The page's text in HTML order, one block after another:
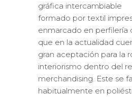
gráfica intercambiable
formado por textil
enmarcado en perfilería
que en la actualidad
gran aceptación para la
interiorismo dentro del
merchandising. Este se
habitualmente en